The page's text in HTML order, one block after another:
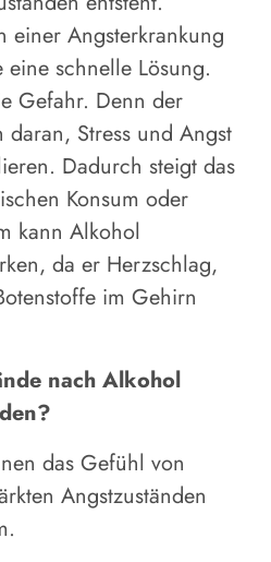
einer Angsterkrankung
schnelle Lösung.
Gefahr. Denn der
Stress und Angst
Dadurch steigt das
Konsum oder
kann Alkohol
da er Herzschlag,
im Gehirn
nach Alkohol
das Gefühl von
Angstzuständen